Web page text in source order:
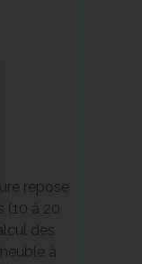
repose
(10 à 20
des
à